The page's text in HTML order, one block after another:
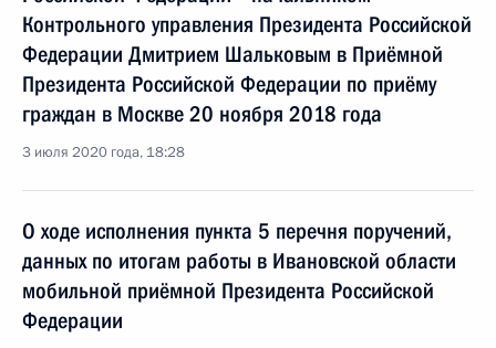
Контрольного управления Президента Российской
Федерации Дмитрием Шальковым в Приёмной
Президента Российской Федерации по приёму
граждан в Москве 20 ноября 2018 года
3 июля 2020 года, 18:28
О ходе исполнения пункта 5 перечня поручений,
данных по итогам работы в Ивановской области
мобильной приёмной Президента Российской
Федерации